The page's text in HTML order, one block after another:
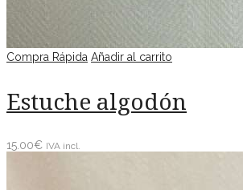
Compra Rápida Añadir al carrito
Estuche algodón
15.00€ IVA incl.